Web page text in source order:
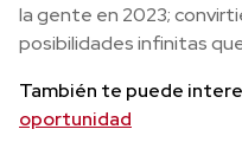
la gente en 2023;
posibilidades infinitas
También te puede
oportunidad